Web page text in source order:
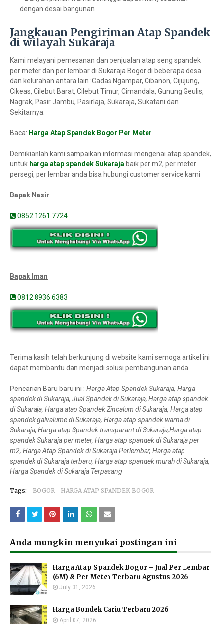
dengan desai bangunan
Jangkauan Pengiriman Atap Spandek
di wilayah Sukaraja
Kami melayani pemesanan dan penjualan atap seng spandek
per meter dan per lembar di Sukaraja Bogor di beberapa desa
dan kelurahan antara lain :Cadas Ngampar, Cibanon, Cijujung,
Cikeas, Cilebut Barat, Cilebut Timur, Cimandala, Gunung Geulis,
Nagrak, Pasir Jambu, Pasirlaja, Sukaraja, Sukatani dan
Sekitarnya.
Baca: Harga Atap Spandek Bogor Per Meter
Demikianlah kami sampaikan informasi mengenai atap spandek,
untuk harga atap spandek Sukaraja baik per m2, per meter
persegi, per lembar anda bisa hubungi customer service kami
Bapak Nasir
0852 1261 7724
Bapak Iman
0812 8936 6383
Terima kasih telah berkunjung di website kami semoga artikel ini
dapat membantu dan menjadi solusi pembangunan anda.
Pencarian Baru baru ini : Harga Atap Spandek Sukaraja, Harga
spandek di Sukaraja, Jual Spandek di Sukaraja, Harga atap spandek
di Sukaraja, Harga atap Spandek Zincalum di Sukaraja, Harga atap
spandek galvalume di Sukaraja, Harga atap spandek warna di
Sukaraja, Harga atap Spandek transparant di Sukaraja,Harga atap
spandek Sukaraja per meter, Harga atap spandek di Sukaraja per
m2, Harga Atap Spandek di Sukaraja Perlembar, Harga atap
spandek di Sukaraja terbaru, Harga atap spandek murah di Sukaraja,
Harga Spandek di Sukaraja Terpasang
Tags: BOGOR HARGA ATAP SPANDEK BOGOR
Anda mungkin menyukai postingan ini
Harga Atap Spandek Bogor – Jual Per Lembar
(6M) & Per Meter Terbaru Agustus 2026
July 31, 2026
Harga Bondek Cariu Terbaru 2026
April 07, 2026